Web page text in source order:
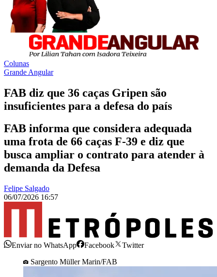
Colunas
Grande Angular
FAB diz que 36 caças Gripen são
insuficientes para a defesa do país
FAB informa que considera adequada
uma frota de 66 caças F-39 e diz que
busca ampliar o contrato para atender à
demanda da Defesa
Felipe Salgado
06/07/2026 16:57
Enviar no WhatsApp Facebook
Twitter
Sargento Müller Marin/FAB